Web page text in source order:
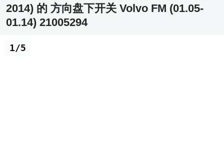
2014) 的 方向盘下开关 Volvo FM (01.05-
01.14) 21005294
1/5